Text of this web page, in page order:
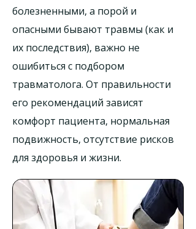
болезненными, а порой и
опасными бывают травмы (как и
их последствия), важно не
ошибиться с подбором
травматолога. От правильности
его рекомендаций зависят
комфорт пациента, нормальная
подвижность, отсутствие рисков
для здоровья и жизни.